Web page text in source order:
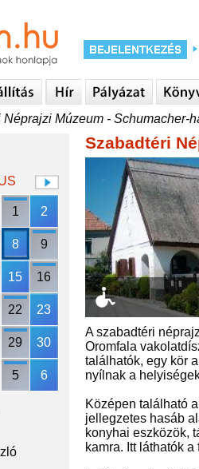
Néprajzi Múzeum - Schumacher-
1 2
8 9
15 16
22 23
29 30
5 6
Szabadtéri
A szabadtéri
Oromfala
találhatók, egy kör
nyílnak a
Középen található
jellegzetes hasáb
konyhai eszközök,
kamra. Itt láthatók